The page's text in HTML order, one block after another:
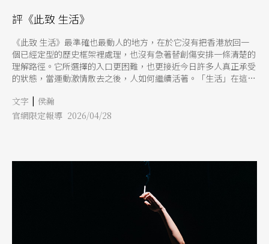
評《此致 生活》
《此致 生活》最準確也最動人的地方，在於它沒有把香港放回一
個已經定型的歷史框架裡處理，也沒有急著替創傷安排一條清楚的
理解路徑。它所選擇的入口更困難，也更接近今日許多人真正承受
的狀態，當運動激情散去之後，人如何繼續活著。「生活」在這齣
長時間與餘震共處的能力，是一副身體被事件穿過之後，仍要勉強
維持日常的過程。也因此，《此致 生活》真正處理的，其實是後
口號、衝突與逃竄的可見性。可《此致 生活》讓我覺得珍貴的地
方，在於它刻意把視線從那個瞬間往後挪移，挪到新聞鏡頭無法完
整容納的位置，挪到流亡之後的茶餐廳、異地房間。這些經驗沒有
街頭場面的壯觀，卻更靠近創傷如何真正運作，這使作品很有效地
貼近流亡與失所經驗的本質，一個人到達新的地方，表面上已經移
動，內心的座標卻還沒有重建完成。於是，所謂「在此地」往往同
文字 | 侯瀚
官網限定報導 2026/04/28